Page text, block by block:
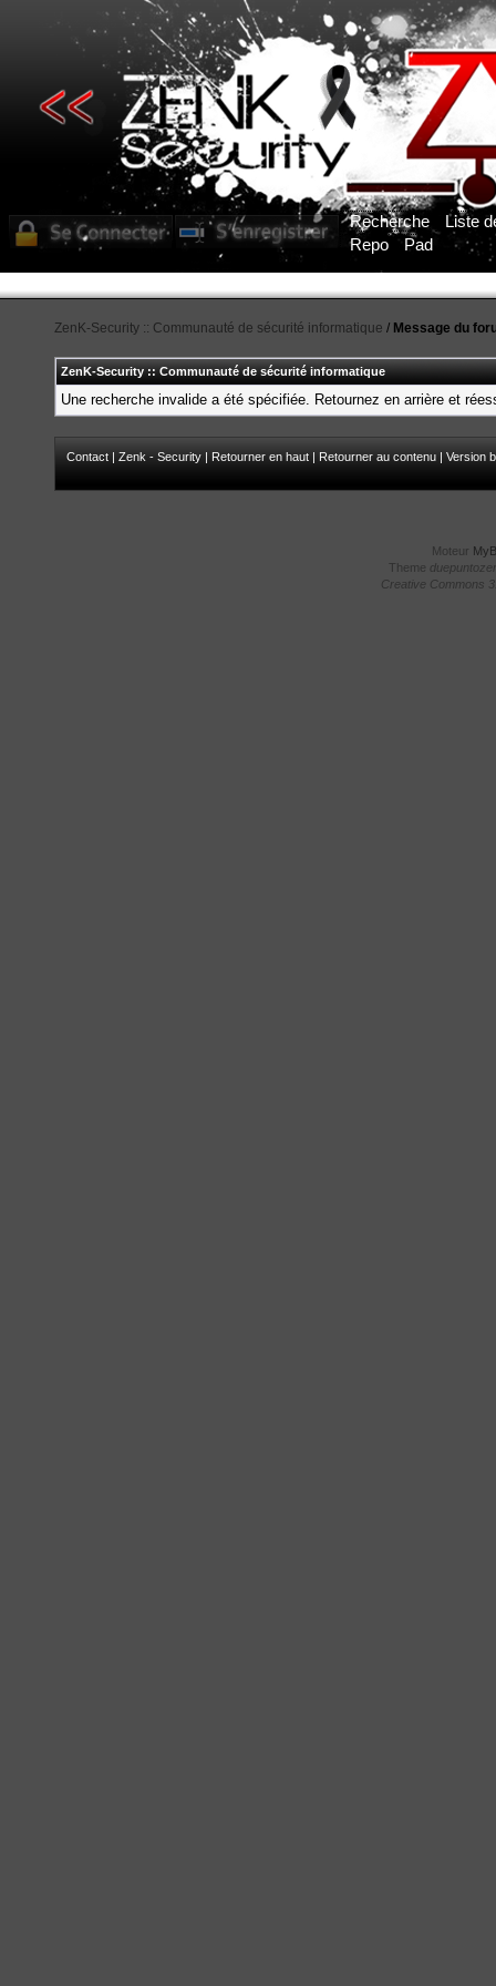
Recherche
Liste
Repo
Pad
ZenK-Security :: Communauté de sécurité informatique / Message du
ZenK-Security :: Communauté de sécurité informatique
Une recherche invalide a été spécifiée. Retournez en arrière et
Contact | Zenk - Security | Retourner en haut | Retourner au contenu | Version
Moteur
Theme
Creative Commons